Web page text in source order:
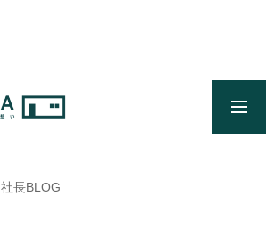
施工事例
社長BLOG